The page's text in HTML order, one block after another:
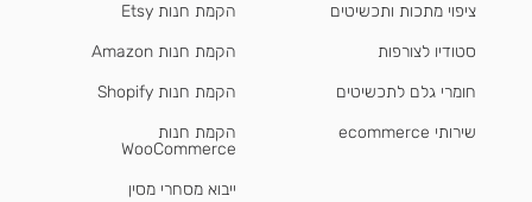
ציפוי מתכות ותכשיטים
סטודיו לצורפות
חומרי גלם לתכשיטים
שירותי ecommerce
הקמת חנות Etsy
הקמת חנות Amazon
הקמת חנות Shopify
הקמת חנות
WooCommerce
ייבוא מסחרי מסין